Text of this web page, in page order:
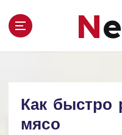
Как быстро
мясо